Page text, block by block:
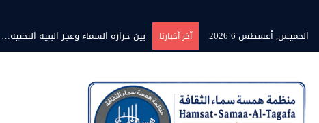
الخميس, أغسطس 6 2026
آخر أخبارنا برنامج” قلوب شاعرة” بين الشاعر